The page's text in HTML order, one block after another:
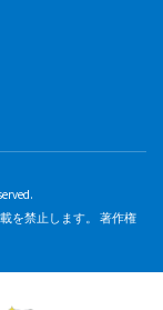
を禁止します。 著作権